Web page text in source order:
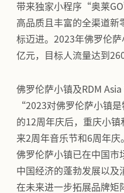
带来独家小程序“奥莱
高品质且丰富的全渠道新
标迈进。2023年佛罗伦
亿元，目标人流量达到
佛罗伦萨小镇及RDM
“2023对佛罗伦萨小镇
的12周年庆后，重庆小
来2周年音乐节和6周年庆
佛罗伦萨小镇已在中国市
中国经济的蓬勃发展以及
在未来进一步拓展品牌矩